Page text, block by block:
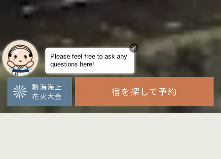
熱海海上
花火大会
宿を探して予約